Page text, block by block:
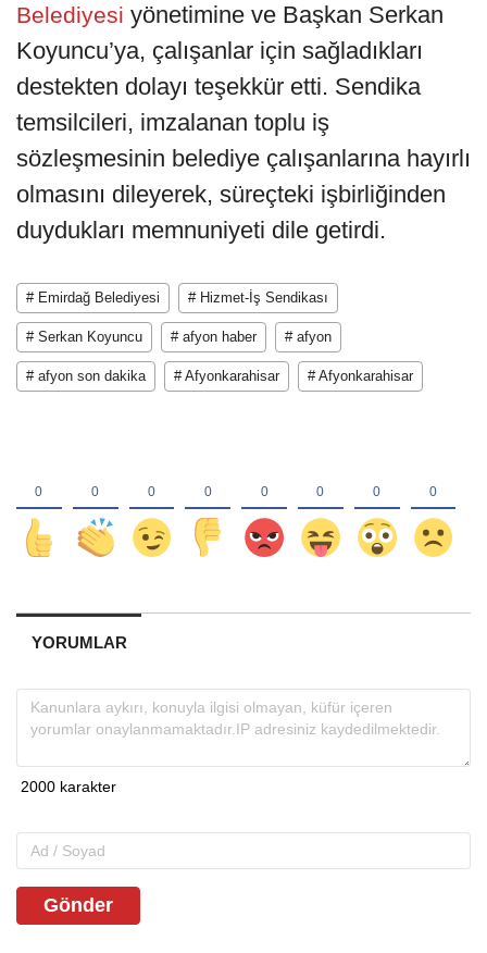
Belediyesi yönetimine ve Başkan Serkan
Koyuncu’ya, çalışanlar için sağladıkları
destekten dolayı teşekkür etti. Sendika
temsilcileri, imzalanan toplu iş
sözleşmesinin belediye çalışanlarına hayırlı
olmasını dileyerek, süreçteki işbirliğinden
duydukları memnuniyeti dile getirdi.
# Emirdağ Belediyesi # Hizmet-İş Sendikası
# Serkan Koyuncu # afyon haber # afyon
# afyon son dakika # Afyonkarahisar # Afyonkarahisar
YORUMLAR
Gönder